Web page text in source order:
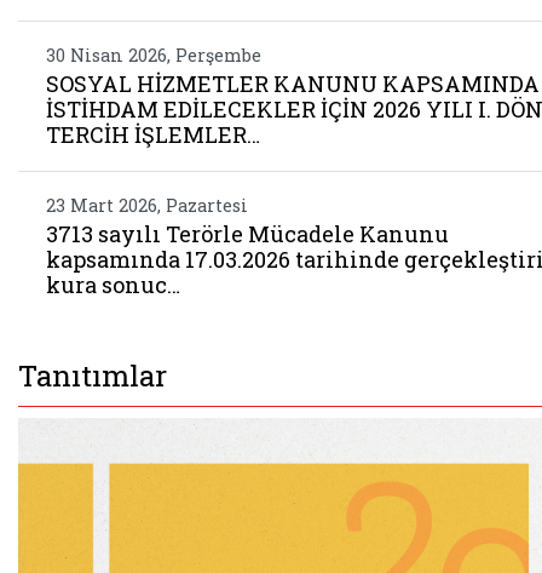
30 Nisan 2026, Perşembe
SOSYAL HİZMETLER KANUNU KAPSAMINDA
İSTİHDAM EDİLECEKLER İÇİN 2026 YILI I.
TERCİH İŞLEMLER…
23 Mart 2026, Pazartesi
3713 sayılı Terörle Mücadele Kanunu
kapsamında 17.03.2026 tarihinde
kura sonuc…
Tanıtımlar